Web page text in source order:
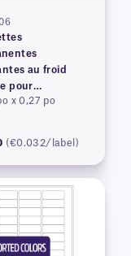
au froid
pour
à transfert
x 0,27 po
(€0.032/label)